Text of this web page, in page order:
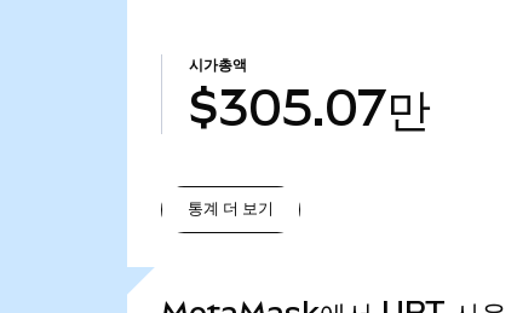
시가총액
$305.07만
통계 더 보기